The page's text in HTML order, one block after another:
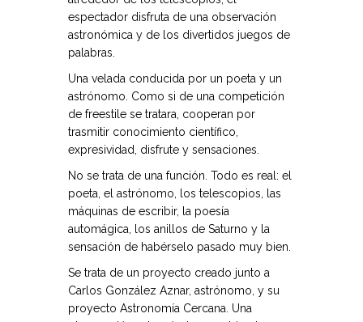
espectador disfruta de una observación
astronómica y de los divertidos juegos de
palabras.
Una velada conducida por un poeta y un
astrónomo. Como si de una competición
de freestile se tratara, cooperan por
trasmitir conocimiento científico,
expresividad, disfrute y sensaciones.
No se trata de una función. Todo es real: el
poeta, el astrónomo, los telescopios, las
máquinas de escribir, la poesía
automágica, los anillos de Saturno y la
sensación de habérselo pasado muy bien.
Se trata de un proyecto creado junto a
Carlos González Aznar, astrónomo, y su
proyecto Astronomía Cercana. Una